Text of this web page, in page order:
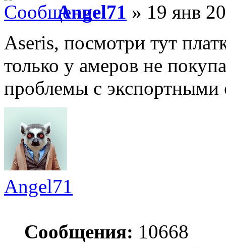
Angel71 » 19 янв
Aseris, посмотри тут
только у амеров не
проблемы с экспортными
Angel71
Сообщения: 10668